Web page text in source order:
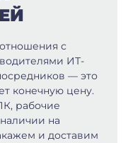
с
ИТ-
— это
конечную цену.
рабочие
на
и доставим